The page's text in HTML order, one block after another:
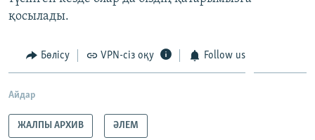
қосылады.
Бөлісу VPN-сіз оқу Follow us
Айдар
ЖАЛПЫ АРХИВ ӘЛЕМ